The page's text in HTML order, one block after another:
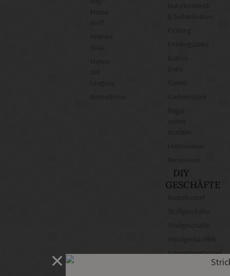
Mama
Wolf
Kremke
Manos
Uruguay
Nomadnoss
Naturkosmetik-
& Seifenlexikon
Frühling
Frühlingsdeko
Deko
Garten
Gartenmöbel
Regal
Heimwerken
DIY
GESCHÄFTE
Bastelbedarf
Stoffgeschäfte
Wollgeschäfte
Handgemachtes
Schneidereibedarf
Handarbeitszubehör